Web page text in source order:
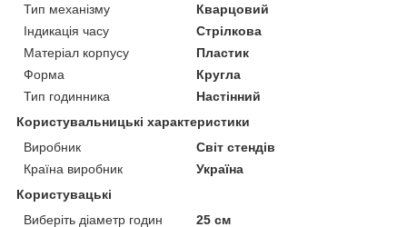
Тип механізму
Кварцовий
Індикація часу
Стрілкова
Матеріал корпусу
Пластик
Форма
Кругла
Тип годинника
Настінний
Користувальницькі характеристики
Виробник
Світ стендів
Країна виробник
Україна
Користувацькі
Виберіть діаметр годин
25 см